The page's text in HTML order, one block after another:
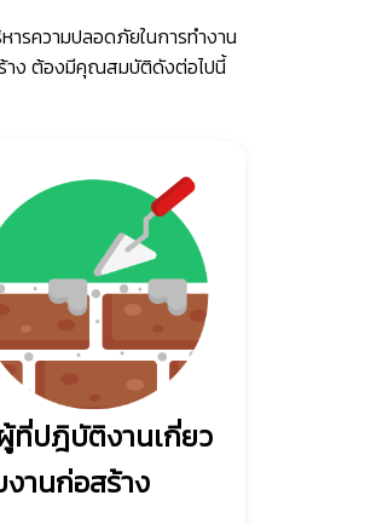
ารความปลอดภัยในการทำงาน
าง ต้องมีคุณสมบัติดังต่อไปนี้
ที่ปฎิบัติงานเกี่ยว
านก่อสร้าง